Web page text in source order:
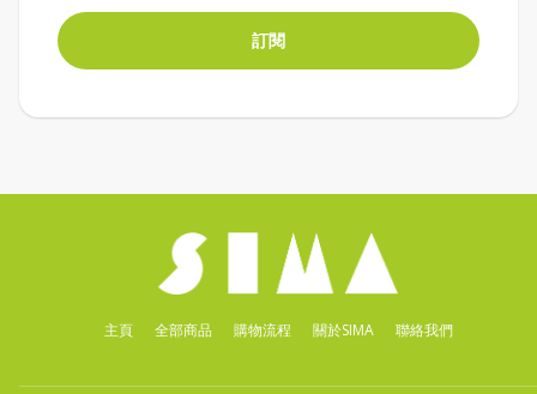
主頁 全部商品 購物流程 關於SIMA 聯絡我們